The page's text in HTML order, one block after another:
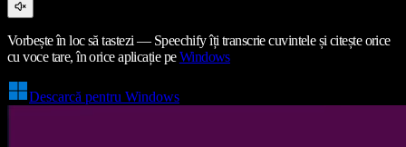
Vorbește în loc să tastezi — Speechify îți transcrie cuvintele și citește orice
cu voce tare, în orice aplicație peWindows
Descarcă pentru Windows